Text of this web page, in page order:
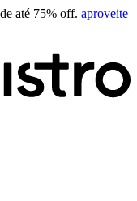
até 75% off. aproveite